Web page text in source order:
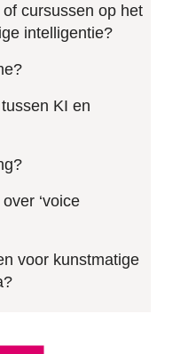
cursussen op het
intelligentie?
KI en
‘voice
voor kunstmatige